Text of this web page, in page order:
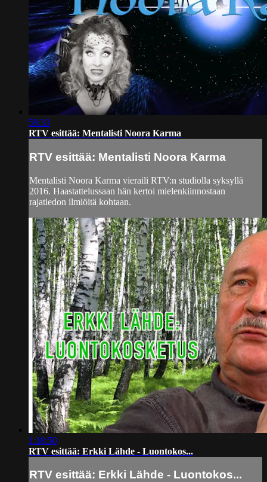
59:33
RTV esittää: Mentalisti Noora Karma
RTV esittää: Mentalisti Noora Karma
Mentalisti Noora Karma vieraili RTV:n studiolla syksyllä
2016. Haastattelussaan hän kertoi mielenkiinnostaan
rajatiedon ilmiöitä kohtaan.
1:18:50
RTV esittää: Erkki Lähde - Luontokos...
RTV esittää: Erkki Lähde - Luontokos...